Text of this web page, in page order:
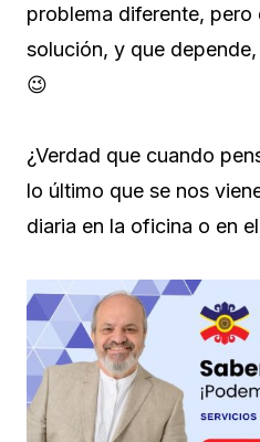
problema diferente, pero
solución, y que
😉
¿Verdad que cuando
lo último que se nos
diaria en la oficina o en